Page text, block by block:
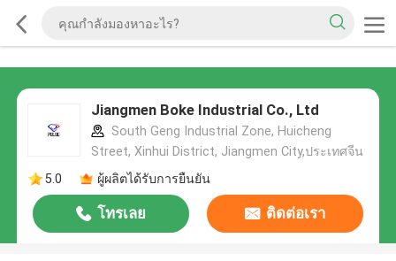
Jiangmen Boke Industrial Co., Ltd
South Geng Industrial Zone, Huicheng
Street, Xinhui District, Jiangmen City,ประเทศจีน
5.0
ผู้ผลิตได้รับการยืนยัน
โทรเลย ติดต่อเรา